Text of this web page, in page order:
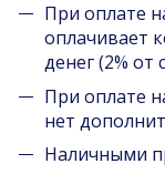
При оплате
оплачивает
денег (2% от
При оплате
нет
Наличными